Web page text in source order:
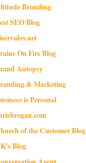
Branding
SEO Blog
On Fire Blog
Autopsy
& Marketing
is Personal
of the Customer Blog
Blog